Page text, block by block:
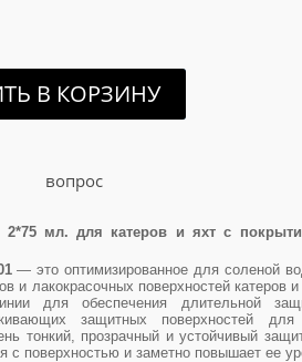
В КОРЗИНУ
вопрос
2*75 мл. для катеров и яхт с
— это оптимизированное для соленой
и лакокрасочных поверхностей катеров
для обеспечения длительной
защитных поверхностей
тонкий, прозрачный и устойчивый
с поверхностью и заметно повышает ее